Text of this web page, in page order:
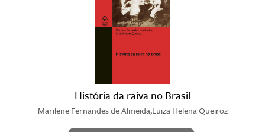
História da raiva no Brasil
Marilene Fernandes de Almeida,Luiza Helena Queiroz